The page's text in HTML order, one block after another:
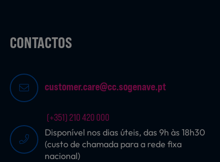
CONTACTOS
customer.care@cc.sogenave.pt
(+351) 210 420 000
Disponível nos dias úteis, das 9h às 18h30
(custo de chamada para a rede fixa
nacional)